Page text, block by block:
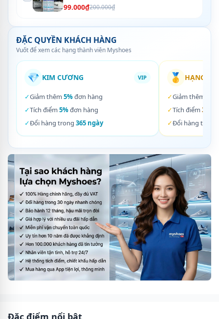
99.000₫200.000₫
ĐẶC QUYỀN KHÁCH HÀNG
Vuốt để xem các hạng thành viên Myshoes
💎 KIM CƯƠNG VIP
✓Giảm thêm 5%đơn hàng
✓Tích điểm 5%đơn hàng
✓Đổi hàng trong 365 ngày
🥇 HẠNG
✓Giảm thêm
✓Tích điểm 3%
✓Đổi hàng trong
Đặc điểm nổi bật